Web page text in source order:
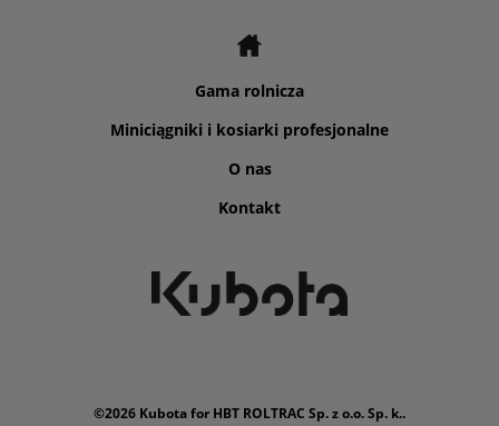
Gama rolnicza
Miniciągniki i kosiarki profesjonalne
O nas
Kontakt
©2026 Kubota for HBT ROLTRAC Sp. z o.o. Sp. k..